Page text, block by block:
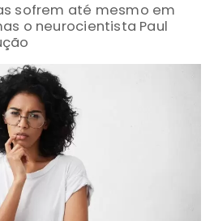
sofrem até mesmo em
o neurocientista Paul